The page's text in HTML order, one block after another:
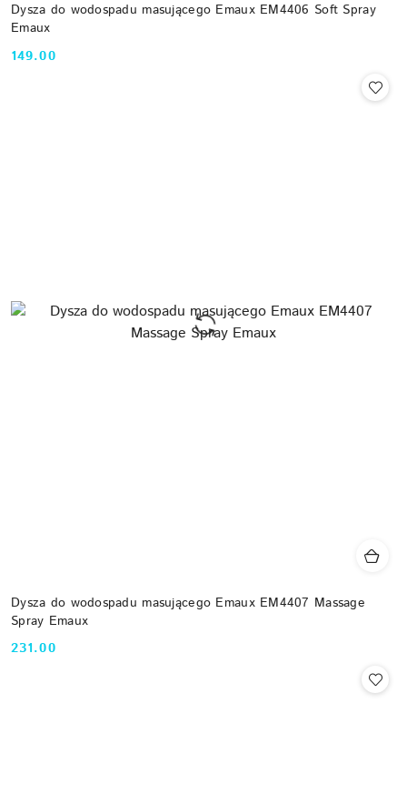
Dysza do wodospadu masującego Emaux EM4406 Soft Spray
Emaux
Cena:
149.00
Dysza do wodospadu masującego Emaux EM4407 Massage
Spray Emaux
Cena:
231.00